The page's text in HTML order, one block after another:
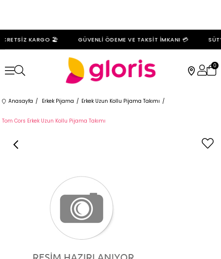
KARGO 🏖️ GÜVENLİ ÖDEME VE TAKSİT İMKANI 💳
0
Anasayfa Erkek Pijama Erkek Uzun Kollu Pijama Takımı
Tom Cors Erkek Uzun Kollu Pijama Takımı